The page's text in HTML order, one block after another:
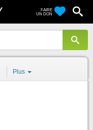
FAIRE
UN DON
Plus